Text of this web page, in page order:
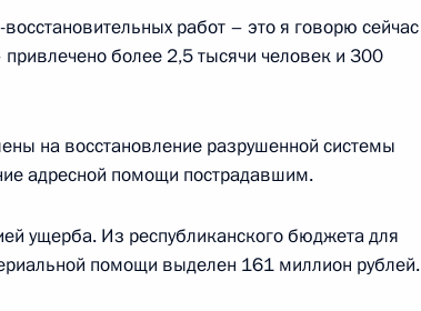
со взрывом в жилом доме
Зиничева и Максима
работ – это я говорю сейчас
более 2,5 тысячи человек и 300
на восстановление разрушенной системы
адресной помощи пострадавшим.
ущерба. Из республиканского бюджета для
помощи выделен 161 миллион рублей.